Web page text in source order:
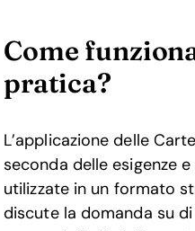
Come
pratica?
L’applicazione delle
seconda delle esigenze
utilizzate in un formato
discute la domanda su